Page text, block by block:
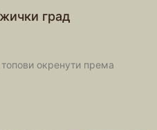
град
окренути према